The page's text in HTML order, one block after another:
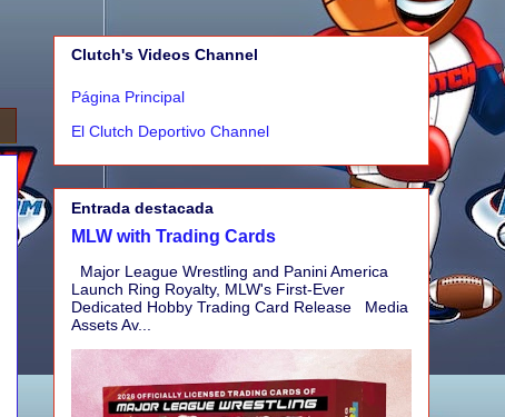
Clutch's Videos Channel
Página Principal
El Clutch Deportivo Channel
Entrada destacada
MLW with Trading Cards
Major League Wrestling and Panini America
Launch Ring Royalty, MLW's First-Ever
Dedicated Hobby Trading Card Release Media
Assets Av...